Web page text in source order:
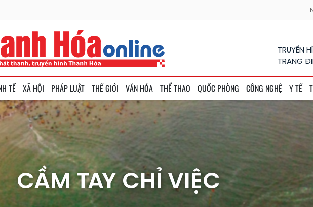
TRUYỀN
TRANG
TẾ XÃ HỘI PHÁP LUẬT THẾ GIỚI VĂN HÓA THỂ THAO QUỐC PHÒNG CÔNG NGHỆ Y TẾ
CẦM TAY CHỈ VIỆC